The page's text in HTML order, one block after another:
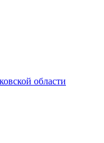
области